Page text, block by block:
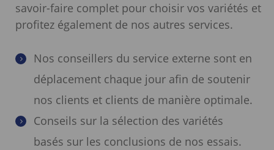
savoir-faire complet pour choisir vos variétés et
profitez également de nos autres services.
Nos conseillers du service externe sont en
déplacement chaque jour afin de soutenir
nos clients et clients de manière optimale.
Conseils sur la sélection des variétés
basés sur les conclusions de nos essais.